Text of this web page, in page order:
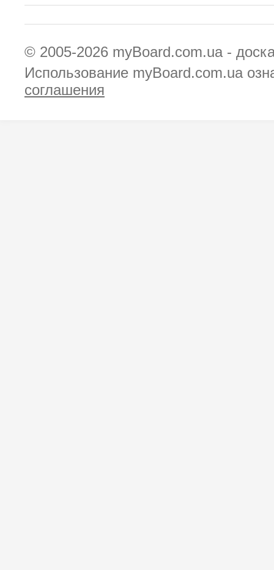
© 2005-2026 myBoard.com.ua -
Использование myBoard.com.ua
соглашения